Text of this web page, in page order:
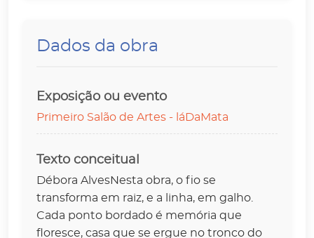
Dados da obra
Exposição ou evento
Primeiro Salão de Artes - láDaMata
Texto conceitual
Débora AlvesNesta obra, o fio se
transforma em raiz, e a linha, em galho.
Cada ponto bordado é memória que
floresce, casa que se ergue no tronco do